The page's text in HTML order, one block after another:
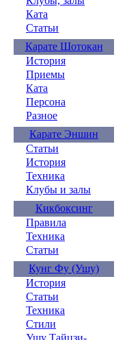
Ката
Статьи
Карате Шотокан
История
Приемы
Ката
Персона
Разное
Карате Эншин
Статьи
История
Техника
Клубы и залы
Кикбоксинг
Правила
Техника
Статьи
Кунг Фу (Ушу)
История
Статьи
Техника
Стили
Ушу Тайцзи-